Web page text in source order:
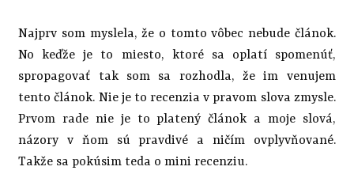
Najprv som myslela, že o tomto vôbec nebude článok.
No keďže je to miesto, ktoré sa oplatí spomenúť,
spropagovať tak som sa rozhodla, že im venujem
tento článok. Nie je to recenzia v pravom slova zmysle.
Prvom rade nie je to platený článok a moje slová,
názory v ňom sú pravdivé a ničím ovplyvňované.
Takže sa pokúsim teda o mini recenziu.